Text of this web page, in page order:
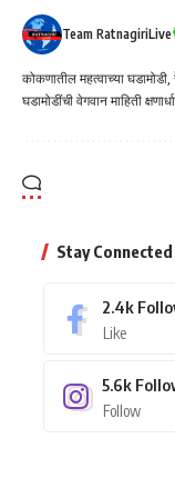
Team RatnagiriLive
कोकणातील महत्वाच्या
घडामोडींची वेगवान माहिती
Stay Connected
2.4k
Like
5.6k
Follow